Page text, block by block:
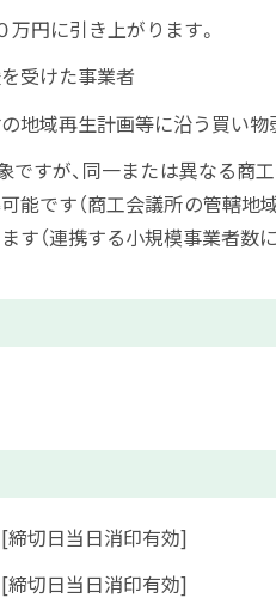
万円に引き上がります。
受けた事業者
地域再生計画等に沿う買い
ですが、同一または異なる
です（商工会議所の管轄地
（連携する小規模事業者数に
[締切日当日消印有効]
[締切日当日消印有効]